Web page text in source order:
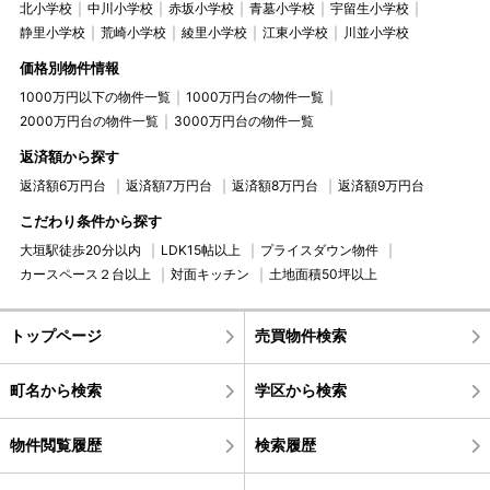
北小学校 中川小学校 赤坂小学校 青墓小学校
宇留生小学校
静里小学校
荒崎小学校 綾里小学校 江東小学校 川並小学校
価格別物件情報
1000万円以下の物件一覧
1000万円台の物件一覧
2000万円台の物件一覧
3000万円台の物件一覧
返済額から探す
返済額6万円台 返済額7万円台 返済額8万円台 返済額9万円台
こだわり条件から探す
大垣駅徒歩20分以内 LDK15帖以上
プライスダウン物件
カースペース２台以上
対面キッチン 土地面積50坪以上
トップページ 売買物件検索
町名から検索 学区から検索
物件閲覧履歴 検索履歴